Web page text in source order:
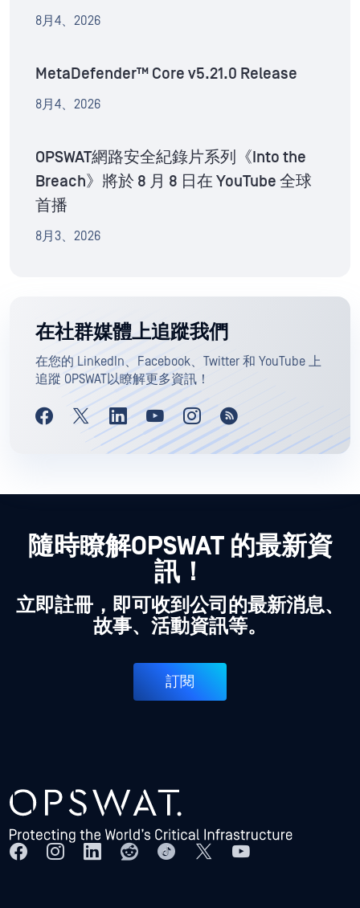
8月4、2026
MetaDefender™ Core v5.21.0 Release
8月4、2026
OPSWAT網路安全紀錄片系列《Into the
Breach》將於 8 月 8 日在 YouTube 全球
首播
8月3、2026
在社群媒體上追蹤我們
在您的 LinkedIn、Facebook、Twitter 和 YouTube 上
追蹤 OPSWAT以瞭解更多資訊！
隨時瞭解OPSWAT 的最新資
訊！
立即註冊，即可收到公司的最新消息、
故事、活動資訊等。
訂閱